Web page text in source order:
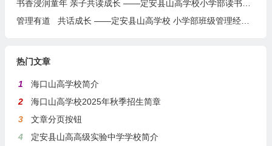
管理有道 共话成长 ——定安县山高学校 小学部班级管理经验分享开讲啦
热门文章
1
海口山高学校简介
2
海口山高学校2025年秋季招生简章
3
文章分页按钮
4
定安县山高高级实验中学学校简介